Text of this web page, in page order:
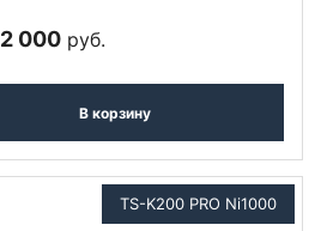
2 000 руб.
В корзину
TS-K200 PRO Ni1000